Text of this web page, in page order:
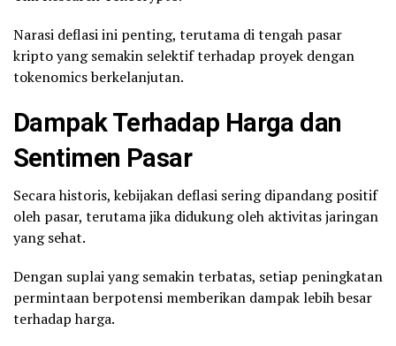
Narasi deflasi ini penting, terutama di tengah pasar
kripto yang semakin selektif terhadap proyek dengan
tokenomics berkelanjutan.
Dampak Terhadap Harga dan
Sentimen Pasar
Secara historis, kebijakan deflasi sering dipandang positif
oleh pasar, terutama jika didukung oleh aktivitas jaringan
yang sehat.
Dengan suplai yang semakin terbatas, setiap peningkatan
permintaan berpotensi memberikan dampak lebih besar
terhadap harga.